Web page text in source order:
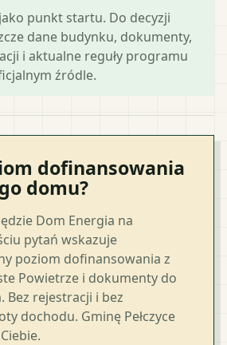
punkt startu. Do decyzji
dane budynku, dokumenty,
i aktualne reguły programu
źródle.
dofinansowania
domu?
Dom Energia na
pytań wskazuje
poziom dofinansowania z
Powietrze i dokumenty do
Bez rejestracji i bez
dochodu. Gminę Pełczyce